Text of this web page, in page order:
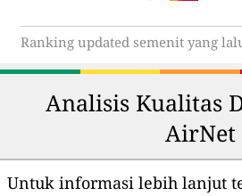
Ranking updated semenit yang
Analisis Kualitas
AirNet
Untuk informasi lebih lanjut